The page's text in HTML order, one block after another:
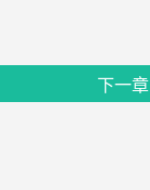
下一章